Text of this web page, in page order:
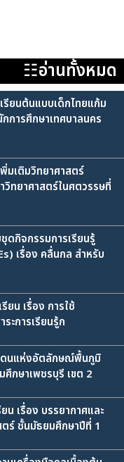
☷อ่านทั้งหมด
รียนต้นแบบเด็กไทยแก้ม
การศึกษาเทศบาลนคร
มเติมวิทยาศาสตร์
ทยาศาสตร์ในศตวรรษที่
ดกิจกรรมการเรียนรู้
เรื่อง คลื่นกล สำหรับ
ยน เรื่อง การใช้
ะการเรียนรู้ก
ดนแห่งอัตลักษณ์พื้นภูมิ
ศึกษาเพชรบุรี เขต 2
น เรื่อง บรรยากาศและ
ตร์ ชั้นมัธยมศึกษาปีที่ 1